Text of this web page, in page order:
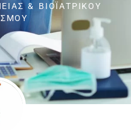
& ΒΙΟΪΑΤΡΙΚΟΥ